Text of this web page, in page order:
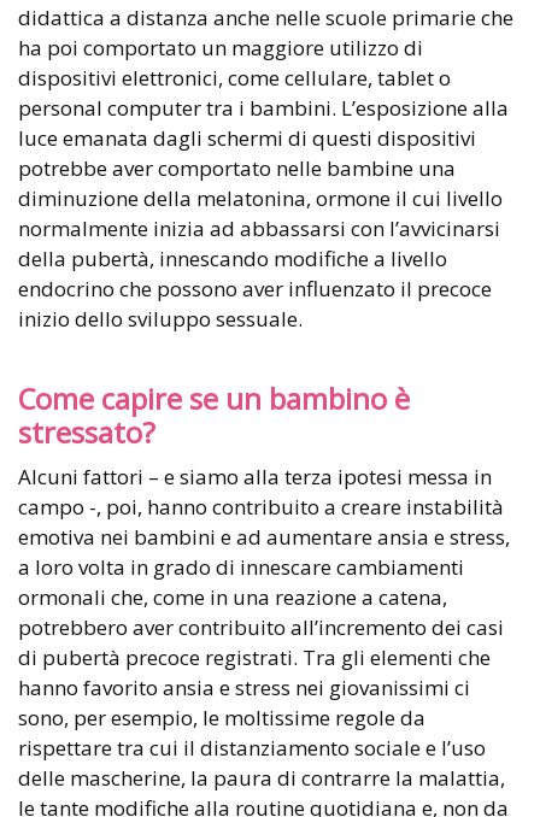
didattica a distanza anche nelle scuole primarie che
ha poi comportato un maggiore utilizzo di
dispositivi elettronici, come cellulare, tablet o
personal computer tra i bambini. L’esposizione alla
luce emanata dagli schermi di questi dispositivi
potrebbe aver comportato nelle bambine una
diminuzione della melatonina, ormone il cui livello
normalmente inizia ad abbassarsi con l’avvicinarsi
della pubertà, innescando modifiche a livello
endocrino che possono aver influenzato il precoce
inizio dello sviluppo sessuale.
Come capire se un bambino è
stressato?
Alcuni fattori – e siamo alla terza ipotesi messa in
campo -, poi, hanno contribuito a creare instabilità
emotiva nei bambini e ad aumentare ansia e stress,
a loro volta in grado di innescare cambiamenti
ormonali che, come in una reazione a catena,
potrebbero aver contribuito all’incremento dei casi
di pubertà precoce registrati. Tra gli elementi che
hanno favorito ansia e stress nei giovanissimi ci
sono, per esempio, le moltissime regole da
rispettare tra cui il distanziamento sociale e l’uso
delle mascherine, la paura di contrarre la malattia,
le tante modifiche alla routine quotidiana e, non da